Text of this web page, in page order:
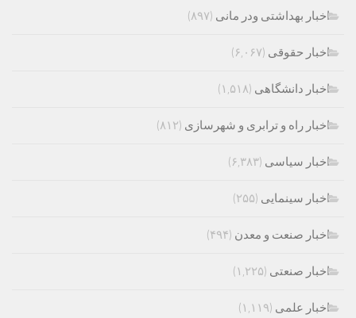
اخبار بهداشتی ودر مانی (۸۹۷)
اخبار حقوقی (۶,۰۶۷)
اخبار دانشگاهی (۱,۵۱۸)
اخبار راه و ترابری و شهرسازی (۸۱۲)
اخبار سیاسی (۶,۳۸۳)
اخبار سینمایی (۲۵۵)
اخبار صنعت و معدن (۴۹۴)
اخبار صنعتی (۱,۲۲۵)
اخبار علمی (۱,۱۱۹)